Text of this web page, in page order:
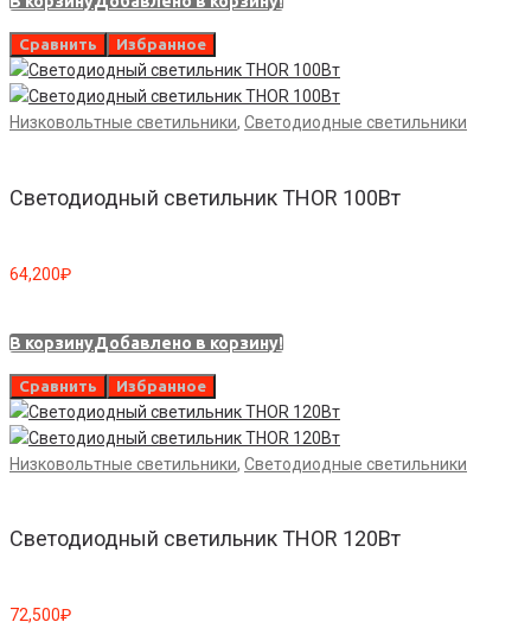
Сравнить Избранное
Низковольтные светильники, Светодиодные светильники
Светодиодный светильник THOR 100Вт
64,200₽
В корзинуДобавлено в корзину!
Сравнить Избранное
Низковольтные светильники, Светодиодные светильники
Светодиодный светильник THOR 120Вт
72,500₽